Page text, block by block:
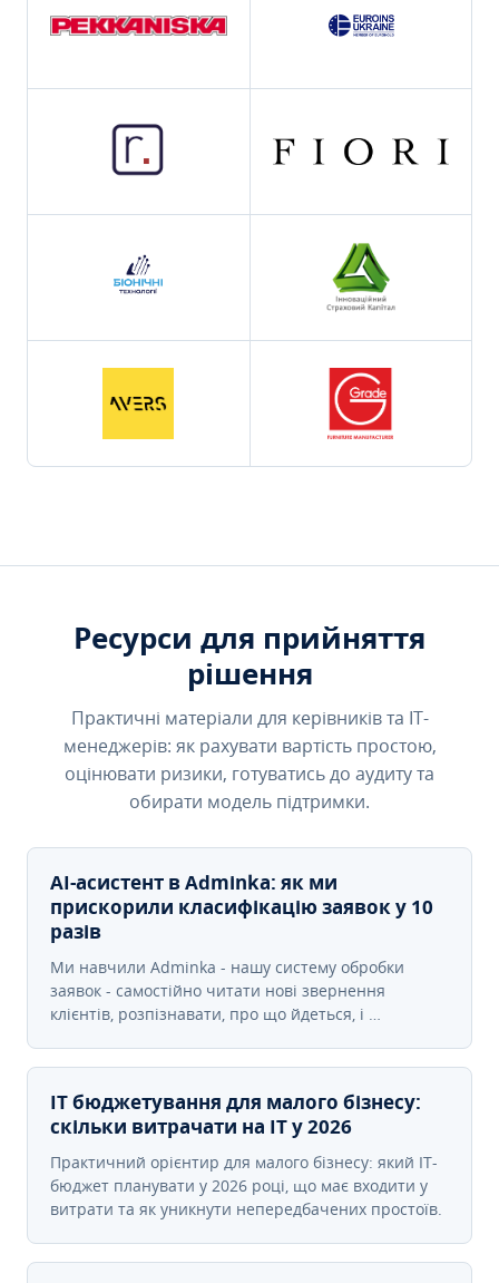
Ресурси для прийняття
рішення
Практичні матеріали для керівників та IT-
менеджерів: як рахувати вартість простою,
оцінювати ризики, готуватись до аудиту та
обирати модель підтримки.
AI-асистент в Adminka: як ми
прискорили класифікацію заявок у 10
разів
Ми навчили Adminka - нашу систему обробки
заявок - самостійно читати нові звернення
клієнтів, розпізнавати, про що йдеться, і …
IT бюджетування для малого бізнесу:
скільки витрачати на IT у 2026
Практичний орієнтир для малого бізнесу: який IT-
бюджет планувати у 2026 році, що має входити у
витрати та як уникнути непередбачених простоїв.